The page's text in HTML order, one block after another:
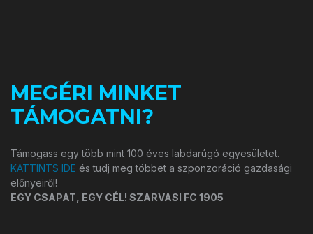
MEGÉRI MINKET
TÁMOGATNI?
Támogass egy több mint 100 éves labdarúgó egyesületet.
KATTINTS IDE és tudj meg többet a szponzoráció gazdasági
előnyeiről!
EGY CSAPAT, EGY CÉL! SZARVASI FC 1905